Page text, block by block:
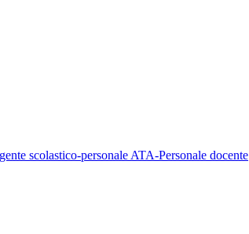
scolastico-personale ATA-Personale docente